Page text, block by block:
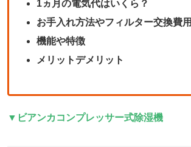
1ヵ月の電気代はいくら？
お手入れ方法やフィルター交換費用
機能や特徴
メリットデメリット
▼ビアンカコンプレッサー式除湿機